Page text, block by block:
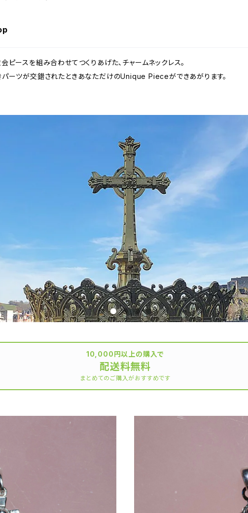
ースを組み合わせてつくりあげた、チャームネックレス。
ーツが交錯されたときあなただけのUnique Pieceができあがります。
10,000円以上の購入で
配送料無料
まとめてのご購入がおすすめです